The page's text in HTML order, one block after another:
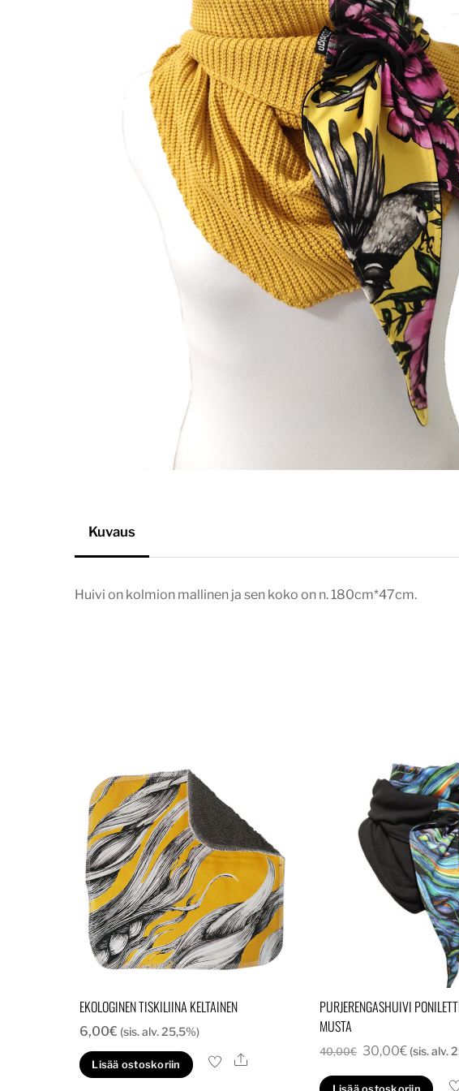
Kuvaus
Huivi on kolmion mallinen ja sen koko on n. 180cm*47cm.
EKOLOGINEN TISKILIINA KELTAINEN
6,00€ (sis. alv. 25,5%)
Lisää ostoskoriin Ale
PURJERENGASHUIVI
MUSTA
40,00€ Alkuperäinen
30,00€ (sis. alv.